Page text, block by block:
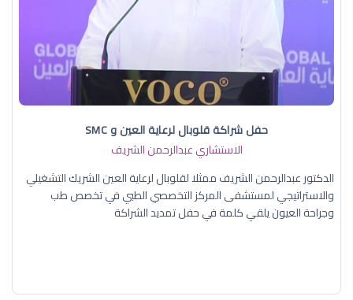
حفل شراكة قلوبال لرعاية العين و SMC
الاستشاري عبدالرحمن الشريف
الدكتور عبدالرحمن الشريف ممثلا لقلوبال لرعاية العين الشريك التشغيلي
والاستراتيجي لمستشفى المركز التخصصي الطبي في تخصص طب
وجراحة العيون يلقي كلمة في حفل تمديد الشراكة